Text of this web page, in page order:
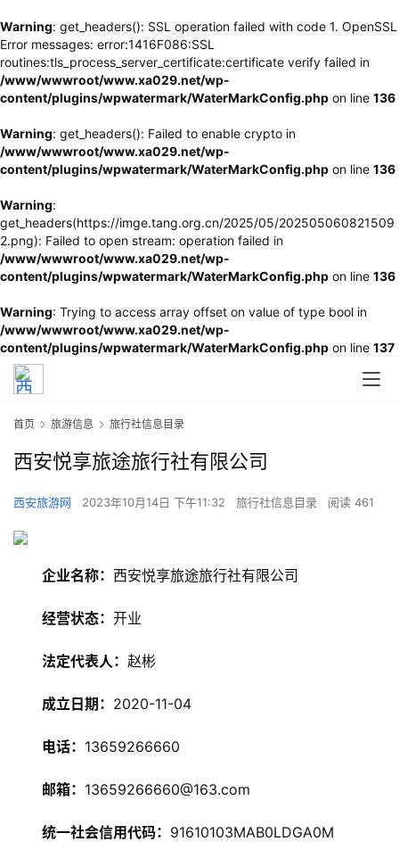
Warning: get_headers(): SSL operation failed with code 1. OpenSSL
Error messages: error:1416F086:SSL
routines:tls_process_server_certificate:certificate verify failed in
/www/wwwroot/www.xa029.net/wp-
content/plugins/wpwatermark/WaterMarkConfig.php on line 136
Warning: get_headers(): Failed to enable crypto in
/www/wwwroot/www.xa029.net/wp-
content/plugins/wpwatermark/WaterMarkConfig.php on line 136
Warning:
get_headers(https://imge.tang.org.cn/2025/05/202505060821509
2.png): Failed to open stream: operation failed in
/www/wwwroot/www.xa029.net/wp-
content/plugins/wpwatermark/WaterMarkConfig.php on line 136
Warning: Trying to access array offset on value of type bool in
/www/wwwroot/www.xa029.net/wp-
content/plugins/wpwatermark/WaterMarkConfig.php on line 137
首页 旅游信息 旅行社信息目录
西安悦享旅途旅行社有限公司
西安旅游网 2023年10月14日 下午11:32 旅行社信息目录 阅读 461
企业名称： 西安悦享旅途旅行社有限公司
经营状态： 开业
法定代表人： 赵彬
成立日期： 2020-11-04
电话： 13659266660
邮箱： 13659266660@163.com
统一社会信用代码： 91610103MAB0LDGA0M